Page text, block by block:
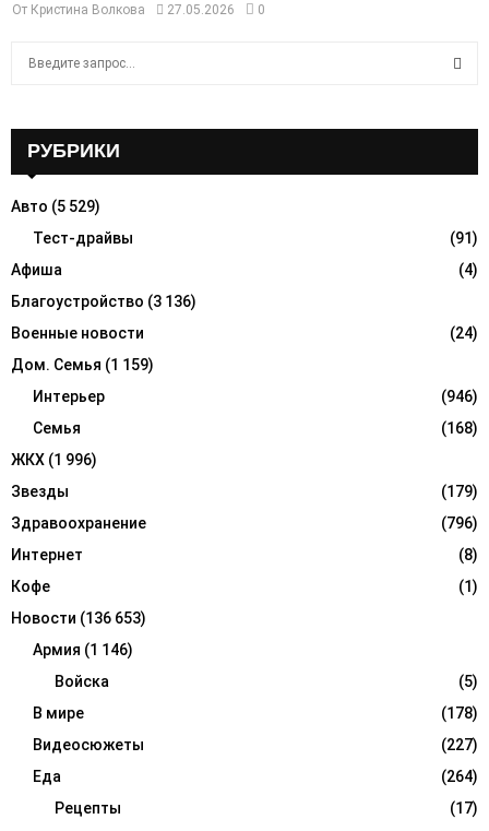
От Кристина Волкова 27.05.2026 0
o
R
C
H
РУБРИКИ
Авто (5 529)
Тест-драйвы
(91)
Афиша
(4)
Благоустройство (3 136)
Военные новости
(24)
Дом. Семья (1 159)
Интерьер
(946)
Семья
(168)
ЖКХ (1 996)
Звезды
(179)
Здравоохранение
(796)
Интернет
(8)
Кофе
(1)
Новости (136 653)
Армия (1 146)
Войска
(5)
В мире
(178)
Видеосюжеты
(227)
Еда
(264)
Рецепты
(17)